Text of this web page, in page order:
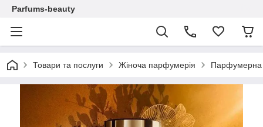
Parfums-beauty
Товари та послуги Жіноча парфумерія Парфумерна